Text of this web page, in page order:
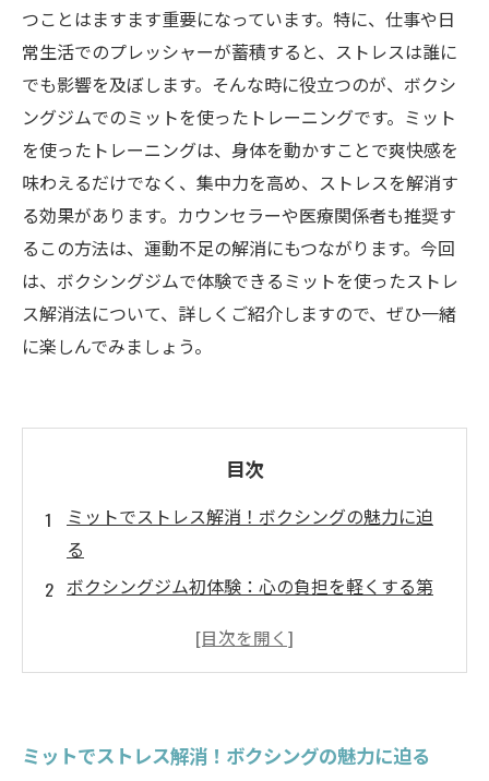
つことはますます重要になっています。特に、仕事や日
常生活でのプレッシャーが蓄積すると、ストレスは誰に
でも影響を及ぼします。そんな時に役立つのが、ボクシ
ングジムでのミットを使ったトレーニングです。ミット
を使ったトレーニングは、身体を動かすことで爽快感を
味わえるだけでなく、集中力を高め、ストレスを解消す
る効果があります。カウンセラーや医療関係者も推奨す
るこの方法は、運動不足の解消にもつながります。今回
は、ボクシングジムで体験できるミットを使ったストレ
ス解消法について、詳しくご紹介しますので、ぜひ一緒
に楽しんでみましょう。
目次
ミットでストレス解消！ボクシングの魅力に迫
る
ボクシングジム初体験：心の負担を軽くする第
ミットトレーニングの効果とは？心身両面から
と体を整える
ミットでストレス解消！ボクシングの魅力に迫る